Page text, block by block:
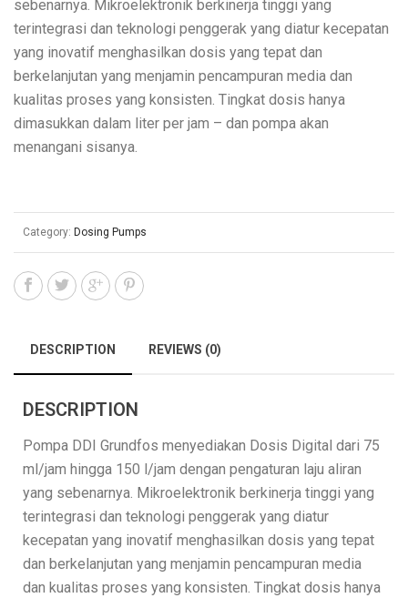
sebenarnya. Mikroelektronik berkinerja tinggi yang
terintegrasi dan teknologi penggerak yang diatur kecepatan
yang inovatif menghasilkan dosis yang tepat dan
berkelanjutan yang menjamin pencampuran media dan
kualitas proses yang konsisten. Tingkat dosis hanya
dimasukkan dalam liter per jam – dan pompa akan
menangani sisanya.
Category: Dosing Pumps
DESCRIPTION REVIEWS (0)
DESCRIPTION
Pompa DDI Grundfos menyediakan Dosis Digital dari 75
ml/jam hingga 150 l/jam dengan pengaturan laju aliran
yang sebenarnya. Mikroelektronik berkinerja tinggi yang
terintegrasi dan teknologi penggerak yang diatur
kecepatan yang inovatif menghasilkan dosis yang tepat
dan berkelanjutan yang menjamin pencampuran media
dan kualitas proses yang konsisten. Tingkat dosis hanya